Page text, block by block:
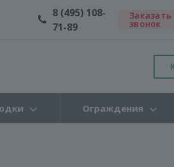
8 (495) 108-
71-89
Заказать
звонок
Ограждения